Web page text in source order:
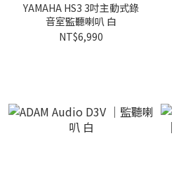
YAMAHA HS3 3吋主動式錄
音室監聽喇叭 白
NT$6,990